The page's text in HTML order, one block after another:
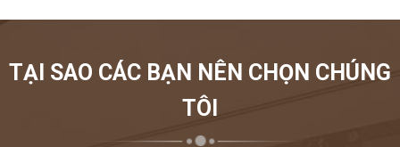
TẠI SAO CÁC BẠN NÊN CHỌN CHÚNG
TÔI